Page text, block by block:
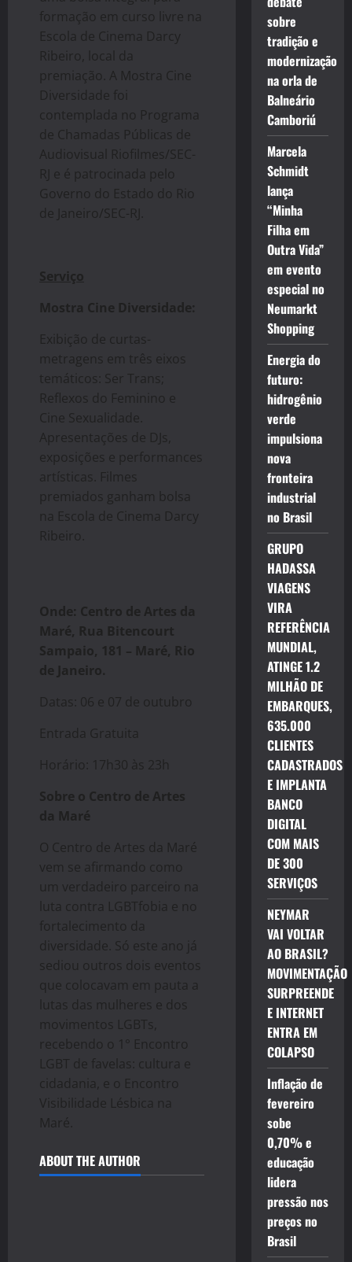
formação em curso livre na
Escola de Cinema Darcy
Ribeiro, local da
premiação. A Mostra Cine
Diversidade foi
contemplada no Programa
de Chamadas Públicas de
Audiovisual Riofilmes/SEC-
RJ e é patrocinada pelo
Governo do Estado do Rio
de Janeiro/SEC-RJ.
Serviço
Mostra Cine Diversidade:
Exibição de curtas-
metragens em três eixos
temáticos: Ser Trans;
Reflexos do Feminino e
Cine Sexualidade.
Apresentações de DJs,
exposições e performances
artísticas. Filmes
premiados ganham bolsa
na Escola de Cinema Darcy
Ribeiro.
Onde: Centro de Artes da
Maré, Rua Bitencourt
Sampaio, 181 – Maré, Rio
de Janeiro.
Datas: 06 e 07 de outubro
Entrada Gratuita
Horário: 17h30 às 23h
Sobre o Centro de Artes
da Maré
O Centro de Artes da Maré
vem se afirmando como
um verdadeiro parceiro na
luta contra LGBTfobia e no
fortalecimento da
diversidade. Só este ano já
sediou outros dois eventos
que colocavam em pauta a
lutas das mulheres e dos
movimentos LGBTs,
recebendo o 1° Encontro
LGBT de favelas: cultura e
cidadania, e o Encontro
Visibilidade Lésbica na
Maré.
ABOUT THE AUTHOR
sobre
tradição e
modernização
na orla de
Balneário
Camboriú
Marcela
Schmidt
lança
“Minha
Filha em
Outra Vida”
em evento
especial no
Neumarkt
Shopping
Energia do
futuro:
hidrogênio
verde
impulsiona
nova
fronteira
industrial
no Brasil
GRUPO
HADASSA
VIAGENS
VIRA
REFERÊNCIA
MUNDIAL,
ATINGE 1.2
MILHÃO DE
EMBARQUES,
635.000
CLIENTES
CADASTRADOS
E IMPLANTA
BANCO
DIGITAL
COM MAIS
DE 300
SERVIÇOS
NEYMAR
VAI VOLTAR
AO BRASIL?
MOVIMENTAÇÃO
SURPREENDE
E INTERNET
ENTRA EM
COLAPSO
Inflação de
fevereiro
sobe
0,70% e
educação
lidera
pressão nos
preços no
Brasil